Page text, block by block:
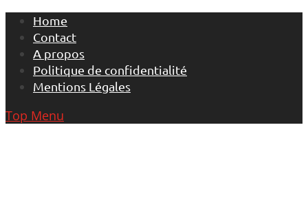
Skip
content
Home
Contact
A propos
Politique de confidentialité
Mentions Légales
Top Menu